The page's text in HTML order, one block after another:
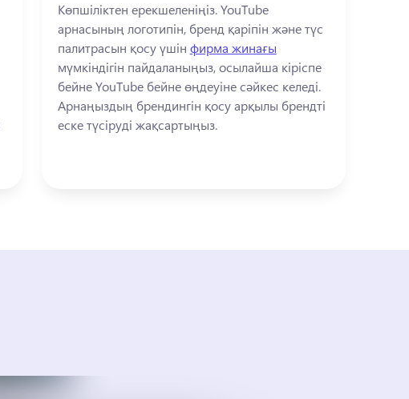
Көпшіліктен ерекшеленіңіз. YouTube
арнасының логотипін, бренд қаріпін және түс
палитрасын қосу үшін фирма жинағы
мүмкіндігін пайдаланыңыз, осылайша кіріспе
бейне YouTube бейне өңдеуіне сәйкес келеді.
Арнаңыздың брендингін қосу арқылы брендті
еске түсіруді жақсартыңыз.